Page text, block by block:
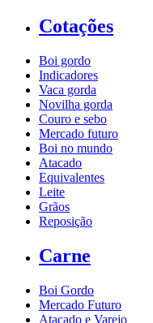
Cotações
Boi gordo
Indicadores
Vaca gorda
Novilha gorda
Couro e sebo
Mercado futuro
Boi no mundo
Atacado
Equivalentes
Leite
Grãos
Reposição
Carne
Boi Gordo
Mercado Futuro
Atacado e Varejo